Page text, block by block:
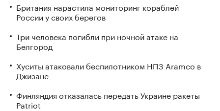
Британия нарастила мониторинг кораблей
России у своих берегов
Три человека погибли при ночной атаке на
Белгород
Хуситы атаковали беспилотником НПЗ Aramco в
Джизане
Финляндия отказалась передать Украине ракеты
Patriot